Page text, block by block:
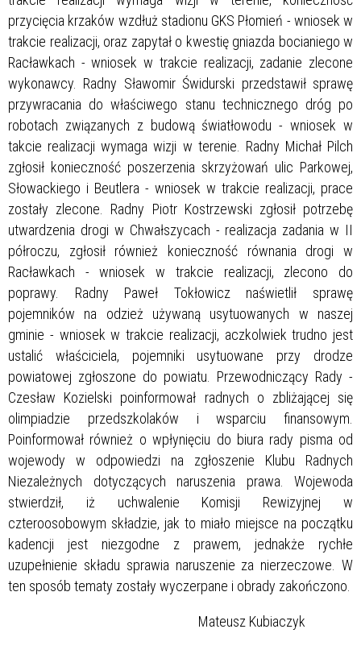
przycięcia krzaków wzdłuż stadionu GKS Płomień - wniosek w
trakcie realizacji, oraz zapytał o kwestię gniazda bocianiego w
Racławkach - wniosek w trakcie realizacji, zadanie zlecone
wykonawcy. Radny Sławomir Świdurski przedstawił sprawę
przywracania do właściwego stanu technicznego dróg po
robotach związanych z budową światłowodu - wniosek w
takcie realizacji wymaga wizji w terenie. Radny Michał Pilch
zgłosił konieczność poszerzenia skrzyżowań ulic Parkowej,
Słowackiego i Beutlera - wniosek w trakcie realizacji, prace
zostały zlecone. Radny Piotr Kostrzewski zgłosił potrzebę
utwardzenia drogi w Chwałszycach - realizacja zadania w II
półroczu, zgłosił również konieczność równania drogi w
Racławkach - wniosek w trakcie realizacji, zlecono do
poprawy. Radny Paweł Tokłowicz naświetlił sprawę
pojemników na odzież używaną usytuowanych w naszej
gminie - wniosek w trakcie realizacji, aczkolwiek trudno jest
ustalić właściciela, pojemniki usytuowane przy drodze
powiatowej zgłoszone do powiatu. Przewodniczący Rady -
Czesław Kozielski poinformował radnych o zbliżającej się
olimpiadzie przedszkolaków i wsparciu finansowym.
Poinformował również o wpłynięciu do biura rady pisma od
wojewody w odpowiedzi na zgłoszenie Klubu Radnych
Niezależnych dotyczących naruszenia prawa. Wojewoda
stwierdził, iż uchwalenie Komisji Rewizyjnej w
czteroosobowym składzie, jak to miało miejsce na początku
kadencji jest niezgodne z prawem, jednakże rychłe
uzupełnienie składu sprawia naruszenie za nierzeczowe. W
ten sposób tematy zostały wyczerpane i obrady zakończono.
Mateusz Kubiaczyk